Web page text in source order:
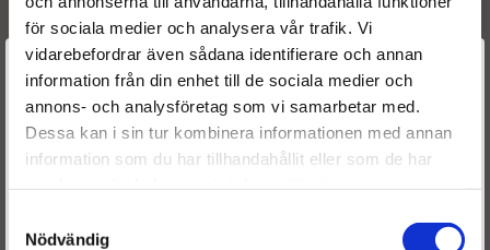
för sociala medier och analysera vår trafik. Vi
vidarebefordrar även sådana identifierare och annan
information från din enhet till de sociala medier och
annons- och analysföretag som vi samarbetar med.
Dessa kan i sin tur kombinera informationen med annan
information som du har tillhandahållit eller som de har
Nödvändig
Toyota Auris 2.0 D-4D
Motorkod: 1AD-FTV
Motorvolym: 1998
Hk: 126
År: 2007 - 2011
Originalnummer:
17201-26051
Välkommen till
Dieselspecialisten.se
För att förbättra din upplevelse på vår hemsida ber vi dig
välja vilken kategori du tillhör